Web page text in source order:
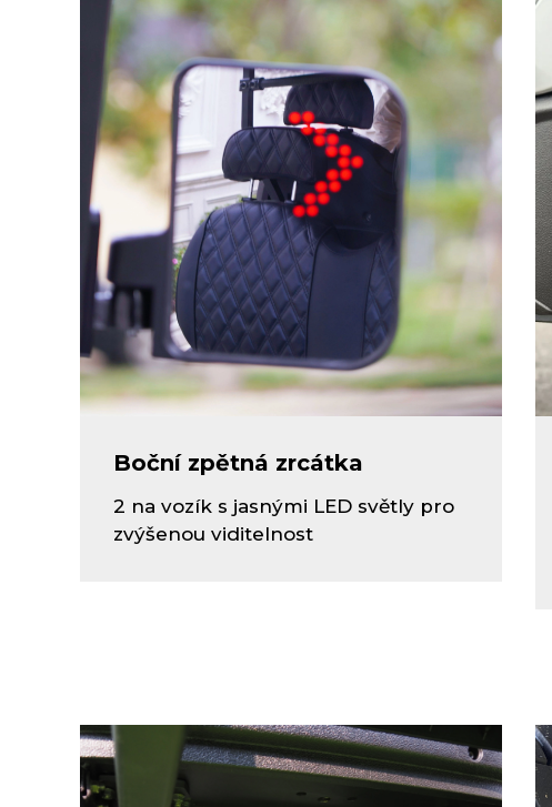
Boční zpětná zrcátka
2 na vozík s jasnými LED světly pro
zvýšenou viditelnost